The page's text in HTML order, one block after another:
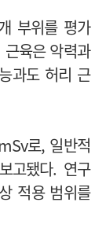
부위를 평가
육은 악력과
과도 허리 근
로, 일반적
고됐다. 연구
적용 범위를